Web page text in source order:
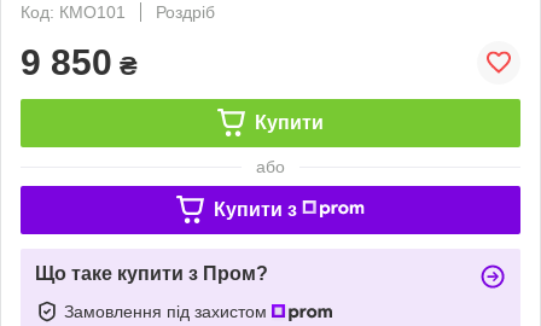
Код: КМО101
Роздріб
9 850 ₴
Купити
або
Купити з
Що таке купити з Пром?
Замовлення під захистом